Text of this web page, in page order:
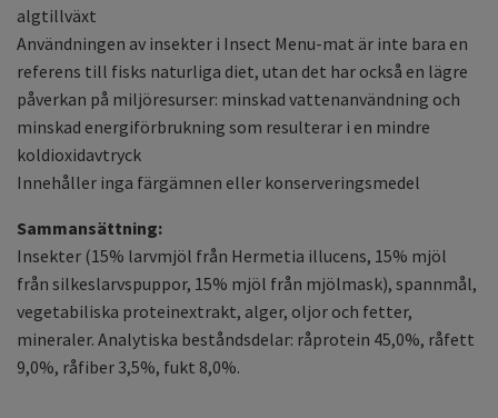
algtillväxt
Användningen av insekter i Insect Menu-mat är inte bara en
referens till fisks naturliga diet, utan det har också en lägre
påverkan på miljöresurser: minskad vattenanvändning och
minskad energiförbrukning som resulterar i en mindre
koldioxidavtryck
Innehåller inga färgämnen eller konserveringsmedel
Sammansättning:
Insekter (15% larvmjöl från Hermetia illucens, 15% mjöl
från silkeslarvspuppor, 15% mjöl från mjölmask), spannmål,
vegetabiliska proteinextrakt, alger, oljor och fetter,
mineraler. Analytiska beståndsdelar: råprotein 45,0%, råfett
9,0%, råfiber 3,5%, fukt 8,0%.